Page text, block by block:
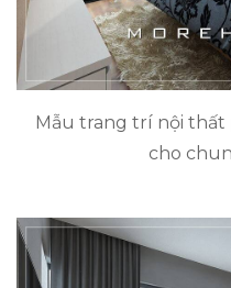
Mẫu trang trí nội thất
cho